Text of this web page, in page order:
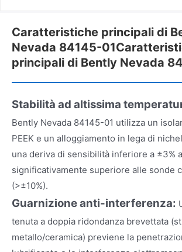
Caratteristiche principali di
Nevada 84145-
principali di Bently Nevada
Stabilità ad altissima
Bently Nevada 84145-01 utilizza un
PEEK e un alloggiamento in lega di
una deriva di sensibilità inferiore a ±3%
significativamente superiore alle sonde
(>±10%).
Guarnizione anti-interferenza:
tenuta a doppia ridondanza brevettata
metallo/ceramica) previene la